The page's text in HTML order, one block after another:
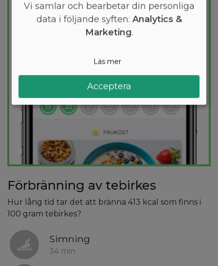
kalorimål varje dag.
PROVAGRATIS
Förbränning av tebirkes
Hur lång tid tar det att bränna 413 kcal som finns i
100 gram tebirkes?
Simning
34 min
Vi samlar och bearbetar din personliga
data i följande syften: Analytics &
Marketing.
Läs mer
Acceptera